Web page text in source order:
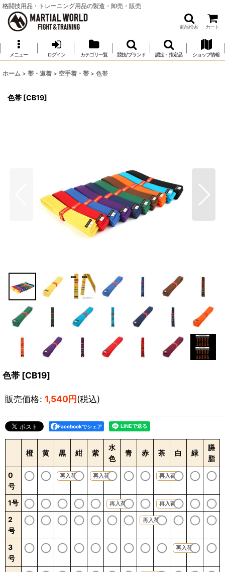
格闘技用品・トレーニング用品の製造・卸売・販売
商品検索 カート
メニュー ログイン カテゴリ一覧 競技/ブランド 認定・指定品 ショップ情報
ホーム > 帯・道着 > 空手着・帯 > 色帯
色帯 [CB19]
色帯 [CB19]
販売価格: 1,540円(税込)
Facebookでシェア
橙 黄 黒 紺 紫
水
色
青 赤 茶 白 緑
臙
脂
0
号
再入荷 再入荷 再入荷
1号 再入荷 再入荷
2
号
再入荷
3
号
再入荷